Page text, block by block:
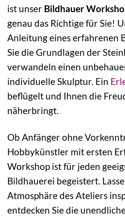
ist unser Bildhauer
genau das Richtige für Sie!
Anleitung eines erfahrenen
Sie die Grundlagen der
verwandeln einen
individuelle Skulptur. Ein
beflügelt und Ihnen die
näherbringt.
Ob Anfänger ohne
Hobbykünstler mit ersten
Workshop ist für jeden
Bildhauerei begeistert.
Atmosphäre des Ateliers
entdecken Sie die